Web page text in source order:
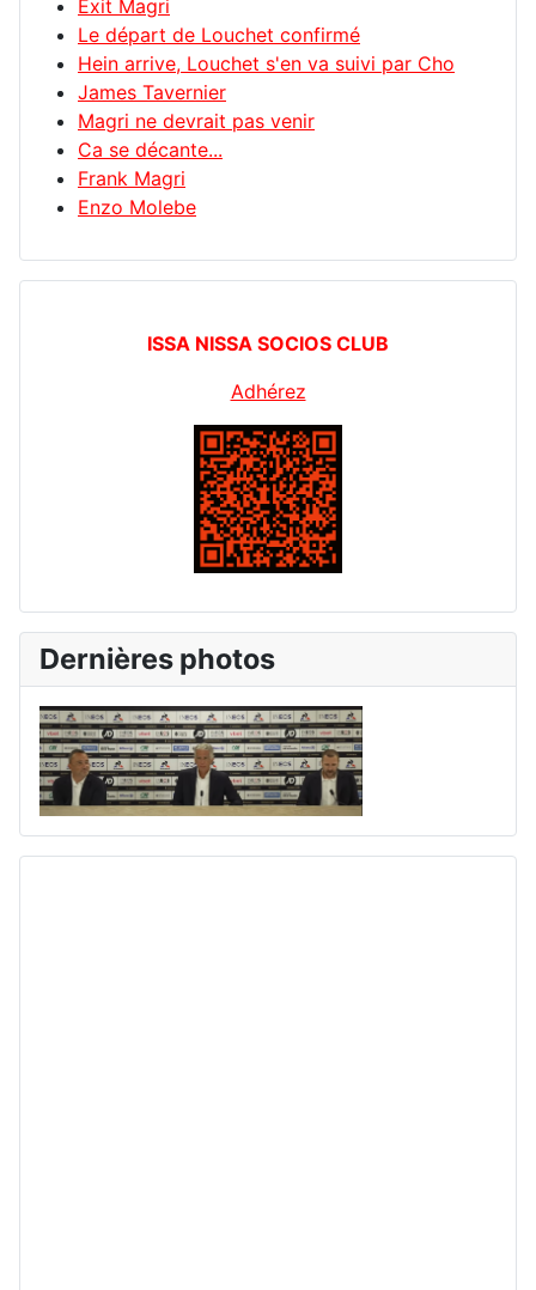
Exit Magri
Le départ de Louchet confirmé
Hein arrive, Louchet s'en va suivi par Cho
James Tavernier
Magri ne devrait pas venir
Ca se décante...
Frank Magri
Enzo Molebe
ISSA NISSA SOCIOS CLUB
Adhérez
Dernières photos